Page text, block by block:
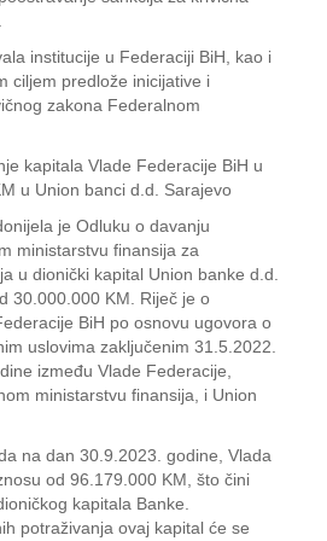
institucije u Federaciji BiH, kao i
ciljem predlože inicijative i
zakona Federalnom
kapitala Vlade Federacije BiH u
u Union banci d.d. Sarajevo
je Odluku o davanju
ministarstvu finansija za
u dionički kapital Union banke d.d.
30.000.000 KM. Riječ je o
BiH po osnovu ugovora o
uslovima zaključenim 31.5.2022.
između Vlade Federacije,
ministarstvu finansija, i Union
na dan 30.9.2023. godine, Vlada
od 96.179.000 KM, što čini
kapitala Banke.
potraživanja ovaj kapital će se